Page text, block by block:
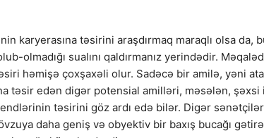
karyerasına təsirini araşdırmaq maraqlı olsa da,
olmadığı sualını qaldırmanız yerindədir.
həmişə çoxşaxəli olur. Sadəcə bir amilə, yəni
təsir edən digər potensial amilləri, məsələn, şəxsi
təsirini göz ardı edə bilər. Digər
daha geniş və obyektiv bir baxış bucağı